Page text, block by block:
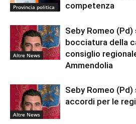
Provincia politica
competenza
Altre News
Seby Romeo
bocciatura della
consiglio
Ammendolia
Altre News
Seby Romeo
accordi per le